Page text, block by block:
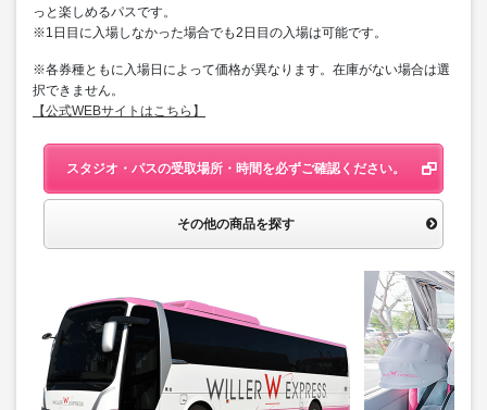
っと楽しめるパスです。
※1日目に入場しなかった場合でも2日目の入場は可能です。
※各券種ともに入場日によって価格が異なります。在庫がない場合は選
択できません。
【公式WEBサイトはこちら】
スタジオ・パスの受取場所・時間を必ずご確認ください。
その他の商品を探す